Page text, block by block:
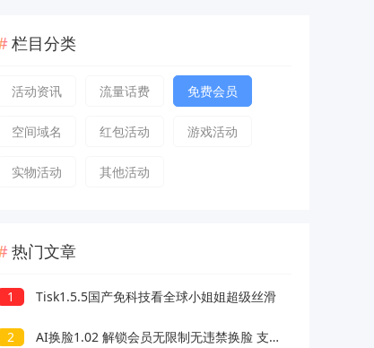
栏目分类
活动资讯 流量话费 免费会员
空间域名 红包活动 游戏活动
实物活动 其他活动
热门文章
1 Tisk1.5.5国产免科技看全球小姐姐超级丝滑
2 AI换脸1.02 解锁会员无限制无违禁换脸 支持照片/视频